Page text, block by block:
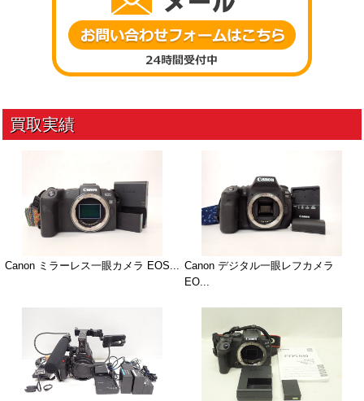
Canon ミラーレス一眼カメラ EOS... Canon デジタル一眼レフカメラ
EO...